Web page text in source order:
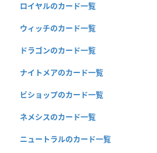
ロイヤルのカード一覧
ウィッチのカード一覧
ドラゴンのカード一覧
ナイトメアのカード一覧
ビショップのカード一覧
ネメシスのカード一覧
ニュートラルのカード一覧